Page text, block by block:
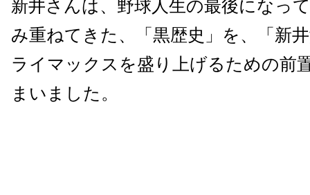
新井さんは、野球人生の最後になっ
み重ねてきた、「黒歴史」を、「新
ライマックスを盛り上げるための前
まいました。